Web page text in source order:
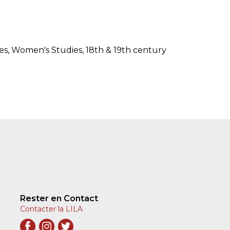
Women's Studies, 18th & 19th century
Rester en Contact
Contacter la LILA